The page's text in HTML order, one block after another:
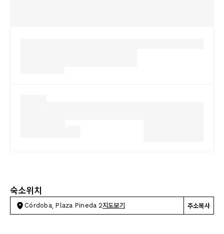
숙소위치
Córdoba, Plaza Pineda 2지도보기 주소복사